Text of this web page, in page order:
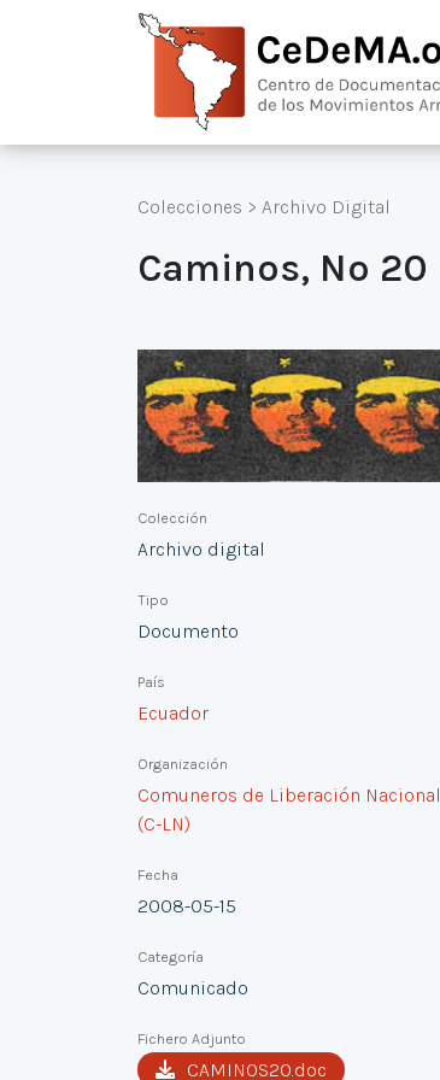
Colecciones > Archivo Digital
Caminos, Nº 20
Colección
Archivo digital
Tipo
Documento
País
Ecuador
Organización
Comuneros de Liberación Nacional
(C-LN)
Fecha
2008-05-15
Categoría
Comunicado
Fichero Adjunto
CAMINOS20.doc